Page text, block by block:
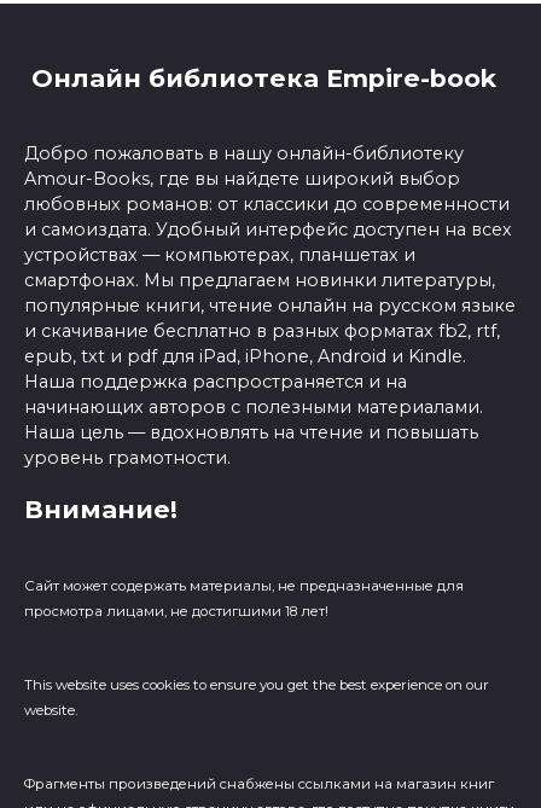
Онлайн библиотека Empire-book
Добро пожаловать в нашу онлайн-библиотеку
Amour-Books, где вы найдете широкий выбор
любовных романов: от классики до современности
и самоиздата. Удобный интерфейс доступен на всех
устройствах — компьютерах, планшетах и
смартфонах. Мы предлагаем новинки литературы,
популярные книги, чтение онлайн на русском языке
и скачивание бесплатно в разных форматах fb2, rtf,
epub, txt и pdf для iPad, iPhone, Android и Kindle.
Наша поддержка распространяется и на
начинающих авторов с полезными материалами.
Наша цель — вдохновлять на чтение и повышать
уровень грамотности.
Внимание!
Сайт может содержать материалы, не предназначенные для
просмотра лицами, не достигшими 18 лет!
This website uses cookies to ensure you get the best experience on our
website.
Фрагменты произведений cнабжены ссылками на магазин книг